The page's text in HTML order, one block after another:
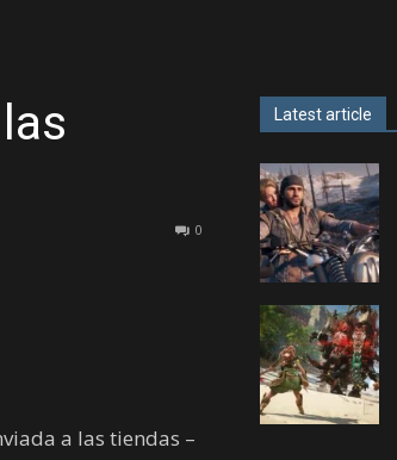
0
a las tiendas –
Latest article